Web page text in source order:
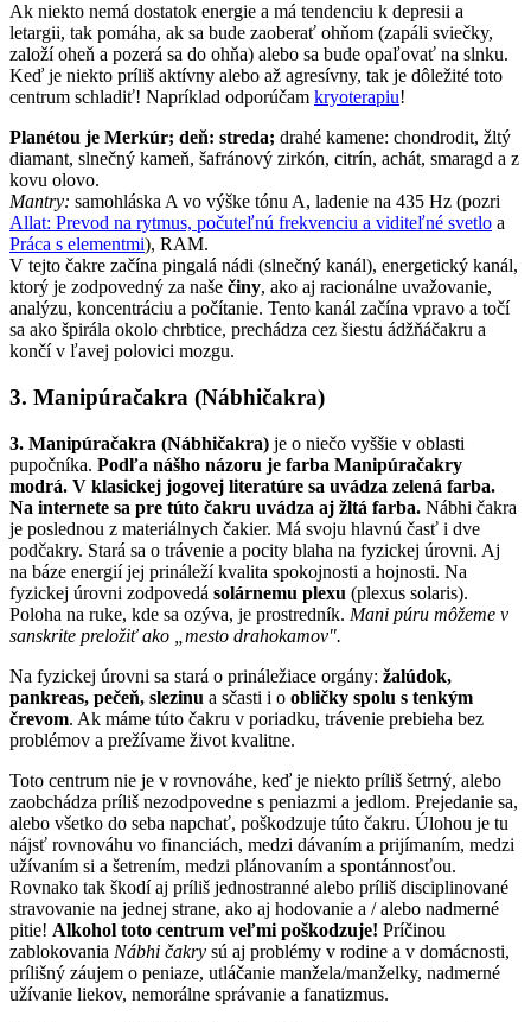
Ak niekto nemá dostatok energie a má tendenciu k depresii a
letargii, tak pomáha, ak sa bude zaoberať ohňom (zapáli sviečky,
založí oheň a pozerá sa do ohňa) alebo sa bude opaľovať na slnku.
Keď je niekto príliš aktívny alebo až agresívny, tak je dôležité toto
centrum schladiť! Napríklad odporúčam kryoterapiu!
Planétou je Merkúr; deň: streda; drahé kamene: chondrodit, žltý
diamant, slnečný kameň, šafránový zirkón, citrín, achát, smaragd a z
kovu olovo.
Mantry: samohláska A vo výške tónu A, ladenie na 435 Hz (pozri
Allat: Prevod na rytmus, počuteľnú frekvenciu a viditeľné svetlo a
Práca s elementmi), RAM.
V tejto čakre začína pingalá nádi (slnečný kanál), energetický kanál,
ktorý je zodpovedný za naše činy, ako aj racionálne uvažovanie,
analýzu, koncentráciu a počítanie. Tento kanál začína vpravo a točí
sa ako špirála okolo chrbtice, prechádza cez šiestu ádžňáčakru a
končí v ľavej polovici mozgu.
3. Manipúračakra (Nábhičakra)
3. Manipúračakra (Nábhičakra) je o niečo vyššie v oblasti
pupočníka. Podľa nášho názoru je farba Manipúračakry
modrá. V klasickej jogovej literatúre sa uvádza zelená farba.
Na internete sa pre túto čakru uvádza aj žltá farba. Nábhi čakra
je poslednou z materiálnych čakier. Má svoju hlavnú časť i dve
podčakry. Stará sa o trávenie a pocity blaha na fyzickej úrovni. Aj
na báze energií jej prináleží kvalita spokojnosti a hojnosti. Na
fyzickej úrovni zodpovedá solárnemu plexu (plexus solaris).
Poloha na ruke, kde sa ozýva, je prostredník. Mani púru môžeme v
sanskrite preložiť ako „mesto drahokamov".
Na fyzickej úrovni sa stará o prináležiace orgány: žalúdok,
pankreas, pečeň, slezinu a sčasti i o obličky spolu s tenkým
črevom. Ak máme túto čakru v poriadku, trávenie prebieha bez
problémov a prežívame život kvalitne.
Toto centrum nie je v rovnováhe, keď je niekto príliš šetrný, alebo
zaobchádza príliš nezodpovedne s peniazmi a jedlom. Prejedanie sa,
alebo všetko do seba napchať, poškodzuje túto čakru. Úlohou je tu
nájsť rovnováhu vo financiách, medzi dávaním a prijímaním, medzi
užívaním si a šetrením, medzi plánovaním a spontánnosťou.
Rovnako tak škodí aj príliš jednostranné alebo príliš disciplinované
stravovanie na jednej strane, ako aj hodovanie a / alebo nadmerné
pitie! Alkohol toto centrum veľmi poškodzuje! Príčinou
zablokovania Nábhi čakry sú aj problémy v rodine a v domácnosti,
prílišný záujem o peniaze, utláčanie manžela/manželky, nadmerné
užívanie liekov, nemorálne správanie a fanatizmus.